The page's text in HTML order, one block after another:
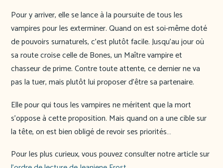
Pour y arriver, elle se lance à la poursuite de tous les
vampires pour les exterminer. Quand on est soi-même doté
de pouvoirs surnaturels, c’est plutôt facile. Jusqu’au jour où
sa route croise celle de Bones, un Maître vampire et
chasseur de prime. Contre toute attente, ce dernier ne va
pas la tuer, mais plutôt lui proposer d’être sa partenaire.
Elle pour qui tous les vampires ne méritent que la mort
s’oppose à cette proposition. Mais quand on a une cible sur
la tête, on est bien obligé de revoir ses priorités…
Pour les plus curieux, vous pouvez consulter notre article sur